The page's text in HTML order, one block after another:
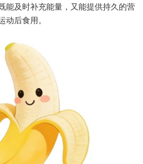
能及时补充能量，又能提供持久的营
动后食用。